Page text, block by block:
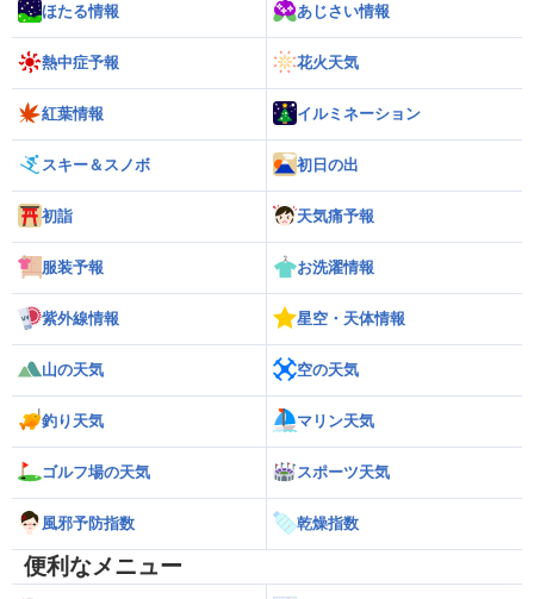
ほたる情報 あじさい情報
熱中症予報 花火天気
紅葉情報 イルミネーション
スキー＆スノボ 初日の出
初詣 天気痛予報
服装予報 お洗濯情報
紫外線情報 星空・天体情報
山の天気 空の天気
釣り天気 マリン天気
ゴルフ場の天気 スポーツ天気
風邪予防指数 乾燥指数
便利なメニュー